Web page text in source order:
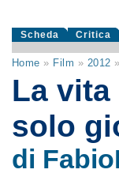
Scheda Critica
Home » Film » 2012
La
solo
di